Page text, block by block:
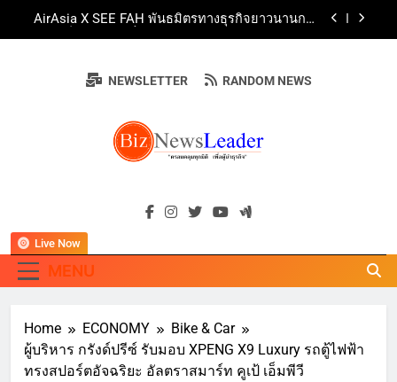
AirAsia X SEE FAH พันธมิตรทางธุรกิจยาวนานกว่า
ทางวิชาการและการตลาดเชิงรุก แนะเคล็ดลับปรับ
ธุรกิจท่องเที่ยวไทย “ขายได้ ขายดี ขายนาน”
สืบสานพุทธศาสนา สร้างสังคมปลอดเหล้า ภายใต้
แนวคิด “90 วัน เก็บแต้มสุขภาพดี สิ่งดีๆ จะเกิดขึ้น”
Guangzhou Yinghao School Unveils Vision for
Future-Ready Education
“ข้าวหน้าไก่ราชวงศ์” พุ่งทะยานสู่น่านฟ้า
ททท. ร่วมมือกับ จุฬาลงกรณ์มหาวิทยาลัย จัดสัมมนา
ธุรกิจท่องเที่ยวไทย “ขายได้ ขายดี ขายนาน”
BIZNEWSLEADER
"ครอบคลุมทุกมิติ เพื่อ…ผู้นำธุรกิจ"
NEWSLETTER RANDOM NEWS
MENU
Live Now
Home ECONOMY
Bike & Car
ผู้บริหาร กรังด์ปรีซ์ รับมอบ XPENG X9 Luxury รถตู้ไฟฟ้า
ทรงสปอร์ตอัจฉริยะ อัลตราสมาร์ท คูเป้ เอ็มพีวี